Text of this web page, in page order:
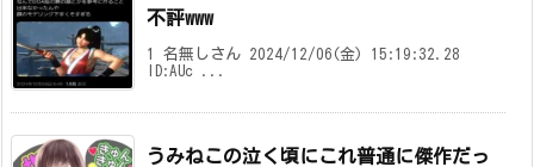
不評www
1 名無しさん 2024/12/06(金) 15:19:32.28
ID:AUc ...
うみねこの泣く頃にこれ普通に傑作だっ